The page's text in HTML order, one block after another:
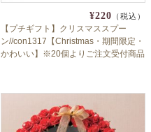
¥220 （税込）
【プチギフト】クリスマススプー
ン//con1317【Christmas・期間限定・
かわいい】※20個よりご注文受付商品